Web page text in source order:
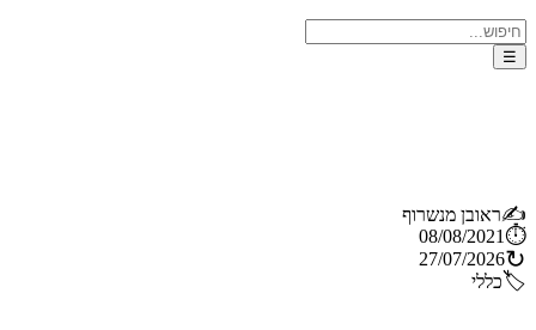
☰
✍️ראובן מנשרוף
⏱️
08/08/2021
↻
27/07/2026
🏷️כללי